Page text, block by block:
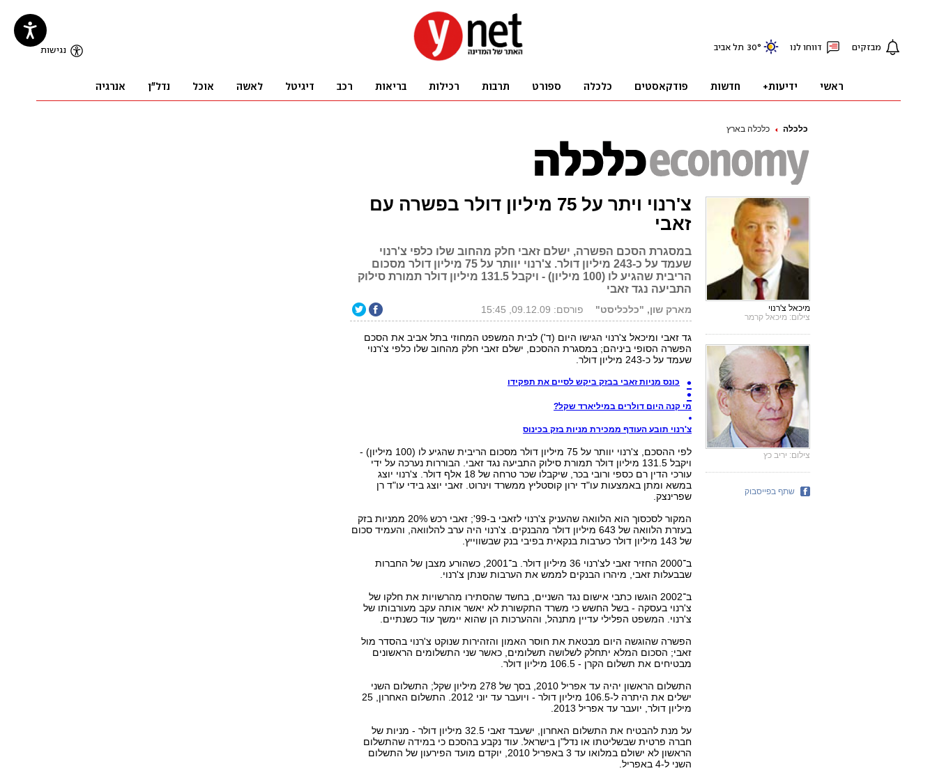
כלכלה כלכלה בארץ
צ'רנוי ויתר על 75 מיליון דולר בפשרה עם
זאבי
במסגרת הסכם הפשרה, ישלם זאבי חלק מהחוב שלו כלפי צ'רנוי
שעמד על כ-243 מיליון דולר. צ'רנוי יוותר על 75 מיליון דולר מסכום
הריבית שהגיע לו (100 מיליון) - ויקבל 131.5 מיליון דולר תמורת סילוק
התביעה נגד זאבי
מארק שון, "כלכליסט" פורסם: 09.12.09, 15:45
גד זאבי ומיכאל צ'רנוי הגישו היום (ד') לבית המשפט המחוזי בתל אביב את הסכם
הפשרה הסופי ביניהם; במסגרת ההסכם, ישלם זאבי חלק מהחוב שלו כלפי צ'רנוי
שעמד על כ-243 מיליון דולר.
כונס מניות זאבי בבזק ביקש לסיים את תפקידו
מי קנה היום דולרים במיליארד שקל?
צ'רנוי תובע העודף ממכירת מניות בזק בכינוס
לפי ההסכם, צ'רנוי יוותר על 75 מיליון דולר מסכום הריבית שהגיע לו (100 מיליון) -
ויקבל 131.5 מיליון דולר תמורת סילוק התביעה נגד זאבי. הבוררות נערכה על ידי
עורכי הדין רם כספי ורובי בכר, שיקבלו שכר טרחה של 18 אלף דולר. צ'רנוי יוצג
במשא ומתן באמצעות עו"ד ירון קוסטליץ ממשרד וינרוט. זאבי יוצג בידי עו"ד רן
שפרינצק.
המקור לסכסוך הוא הלוואה שהעניק צ'רנוי לזאבי ב-99'; זאבי רכש 20% ממניות בזק
בעזרת הלוואה של 643 מיליון דולר מהבנקים. צ'רנוי היה ערב להלוואה, והעמיד סכום
של 143 מיליון דולר כערבות בנקאית בפיבי בנק שבשווייץ.
ב־2000 החזיר זאבי לצ'רנוי 36 מיליון דולר. ב־2001, כשהורע מצבן של החברות
שבבעלות זאבי, מיהרו הבנקים לממש את הערבות שנתן צ'רנוי.
ב־2002 הוגשו כתבי אישום נגד השניים, בחשד שהסתירו מהרשויות את חלקו של
צ'רנוי בעסקה - בשל החשש כי משרד התקשורת לא יאשר אותה עקב מעורבותו של
צ'רנוי. המשפט הפלילי עדיין מתנהל, וההערכות הן שהוא יימשך עוד כשנתיים.
הפשרה שהוגשה היום מבטאת את חוסר האמון והזהירות שנוקט צ'רנוי בהסדר מול
זאבי; הסכום המלא יתחלק לשלושה תשלומים, כאשר שני התשלומים הראשונים
מבטיחים את תשלום הקרן - 106.5 מיליון דולר.
התשלום הראשון יהיה עד אפריל 2010, בסך של 278 מיליון שקל; התשלום השני
ישלים את היתרה ל-106.5 מיליון דולר - ויועבר עד יוני 2012. התשלום האחרון, 25
מיליון דולר, יועבר עד אפריל 2013.
על מנת להבטיח את התשלום האחרון, ישעבד זאבי 32.5 מיליון דולר - מניות של
חברה פרטית שבשליטתו או נדל"ן בישראל. עוד נקבע בהסכם כי במידה שהתשלום
הראשון לא ישולם במלואו עד 3 באפריל 2010, יוקדם מועד הפירעון של התשלום
השני ל-4 באפריל.
מיכאל צ'רנוי
צילום: מיכאל קרמר
צילום: יריב כץ
שתף בפייסבוק